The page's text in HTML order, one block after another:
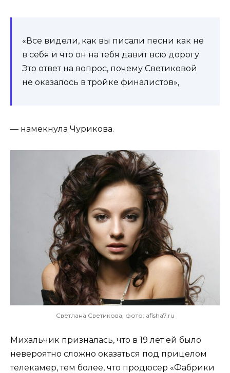
«Все видели, как вы писали песни как не
в себя и что он на тебя давит всю дорогу.
Это ответ на вопрос, почему Светиковой
не оказалось в тройке финалистов»,
— намекнула Чурикова.
Светлана Светикова, фото: afisha7.ru
Михальчик призналась, что в 19 лет ей было
невероятно сложно оказаться под прицелом
телекамер, тем более, что продюсер «Фабрики